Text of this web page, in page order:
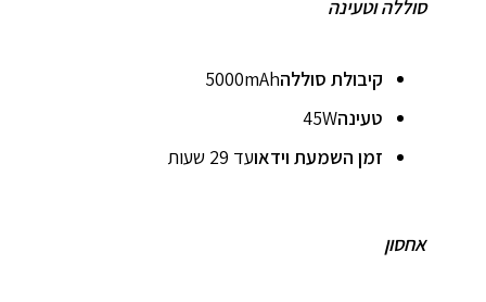
סוללה וטעינה
קיבולת סוללה5000mAh
טעינה45W
זמן השמעת וידאועד 29 שעות
אחסון